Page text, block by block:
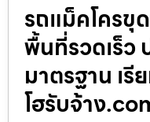
รถแม็คโครขุ
พื้นที่รวดเร็ว
มาตรฐาน เ
โฮรับจ้าง